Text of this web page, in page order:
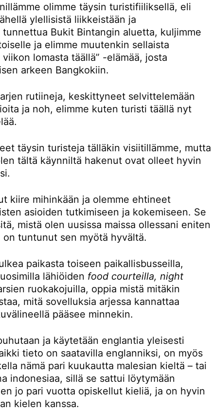
olimme täysin turistifiiliksellä, eli
ylellisistä liikkeistään ja
Bukit Bintangin aluetta, kuljimme
ja elimme muutenkin sellaista
lomasta täällä” -elämää, josta
arkeen Bangkokiin.
rutiineja, keskittyneet selvittelemään
ja noh, elimme kuten turisti täällä nyt
täysin turisteja tälläkin visiitillämme, mutta
tältä käynniltä hakenut ovat olleet hyvin
kiire mihinkään ja olemme ehtineet
asioiden tutkimiseen ja kokemiseen. Se
mistä olen uusissa maissa ollessani eniten
tuntunut sen myötä hyvältä.
paikasta toiseen paikallisbusseilla,
lähiöiden food courteilla, night
ruokakojuilla, oppia mistä mitäkin
mitä sovelluksia arjessa kannattaa
pääsee minnekin.
ja käytetään englantia yleisesti
tieto on saatavilla englanniksi, on myös
nämä pari kuukautta malesian kieltä – tai
indonesiaa, sillä se sattui löytymään
jo pari vuotta opiskellut kieliä, ja on hyvin
kielen kanssa.